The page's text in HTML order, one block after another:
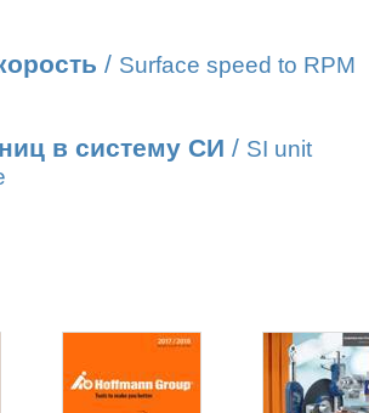
/ Surface speed to RPM
в систему СИ / SI unit